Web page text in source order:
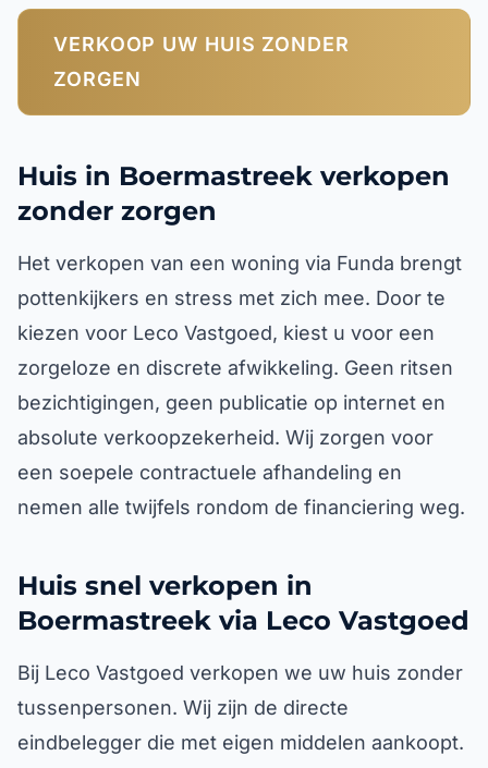
VERKOOP UW HUIS ZONDER
ZORGEN
Huis in Boermastreek verkopen
zonder zorgen
Het verkopen van een woning via Funda brengt
pottenkijkers en stress met zich mee. Door te
kiezen voor Leco Vastgoed, kiest u voor een
zorgeloze en discrete afwikkeling. Geen ritsen
bezichtigingen, geen publicatie op internet en
absolute verkoopzekerheid. Wij zorgen voor
een soepele contractuele afhandeling en
nemen alle twijfels rondom de financiering weg.
Huis snel verkopen in
Boermastreek via Leco Vastgoed
Bij Leco Vastgoed verkopen we uw huis zonder
tussenpersonen. Wij zijn de directe
eindbelegger die met eigen middelen aankoopt.